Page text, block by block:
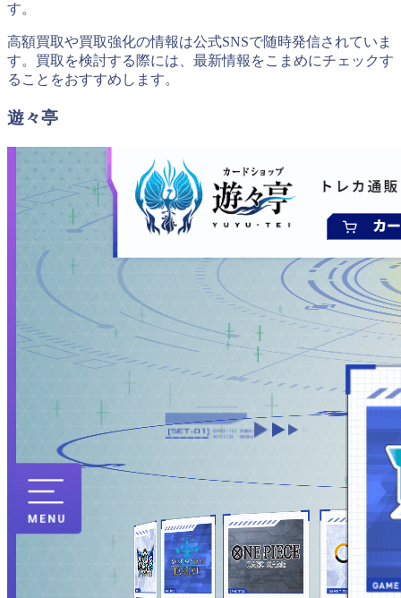
す。
高額買取や買取強化の情報は公式SNSで随時発信されていま
す。買取を検討する際には、最新情報をこまめにチェックす
ることをおすすめします。
遊々亭